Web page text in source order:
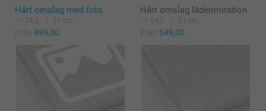
Hårt omslag med foto
29,2 21 cm
Från 499,00
Hårt omslag läderimitation
29,2 21 cm
Från 549,00